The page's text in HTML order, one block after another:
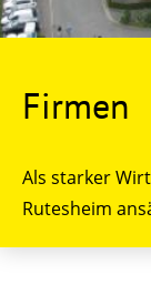
Firmen
Als starker
Rutesheim